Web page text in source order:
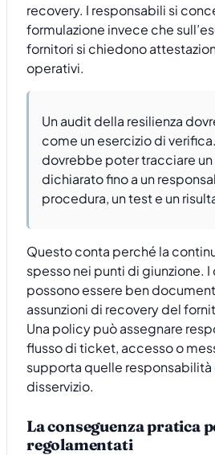
recovery. I responsabili si
formulazione invece che
fornitori si chiedono
operativi.
Un audit della resilienza
come un esercizio di
dovrebbe poter tracciare
dichiarato fino a un
procedura, un test e un
Questo conta perché la
spesso nei punti di giunzione.
possono essere ben
assunzioni di recovery del
Una policy può assegnare
flusso di ticket, accesso o
supporta quelle responsabilità
disservizio.
La conseguenza pratica
regolamentati